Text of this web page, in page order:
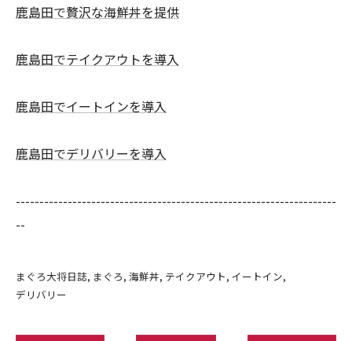
鹿島田で贅沢な海鮮丼を提供
鹿島田でテイクアウトを導入
鹿島田でイートインを導入
鹿島田でデリバリーを導入
--------------------------------------------------------------------
--
まぐろ大将日誌 まぐろ 海鮮丼 テイクアウト イートイン
デリバリー